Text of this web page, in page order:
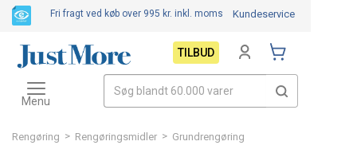
Rengøring > Rengøringsmidler > Grundrengøring
Fri fragt ved køb over 995 kr. inkl. moms Kundeservice
TILBUD
Toggle
navigation
Menu